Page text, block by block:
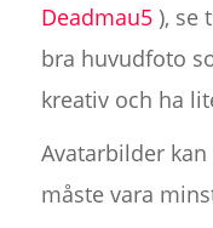
Deadmau5), se
bra huvudfoto
kreativ och ha
Avatarbilder
måste vara